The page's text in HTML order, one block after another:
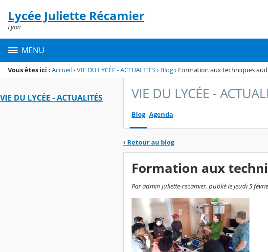
Menu de la rubrique
Contenu
Lycée Juliette Récamier
Lyon
MENU
Vous êtes ici : Accueil›VIE DU LYCÉE - ACTUALITÉS› Blog› Formation aux techniques
VIE DU LYCÉE - ACTUALITÉS VIE DU LYCÉE -
Blog Agenda
‹ Retour au blog
Formation aux
Par admin juliette-recamier, publié le jeudi 5